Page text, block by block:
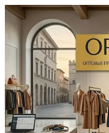
Перейти
к
содержимому